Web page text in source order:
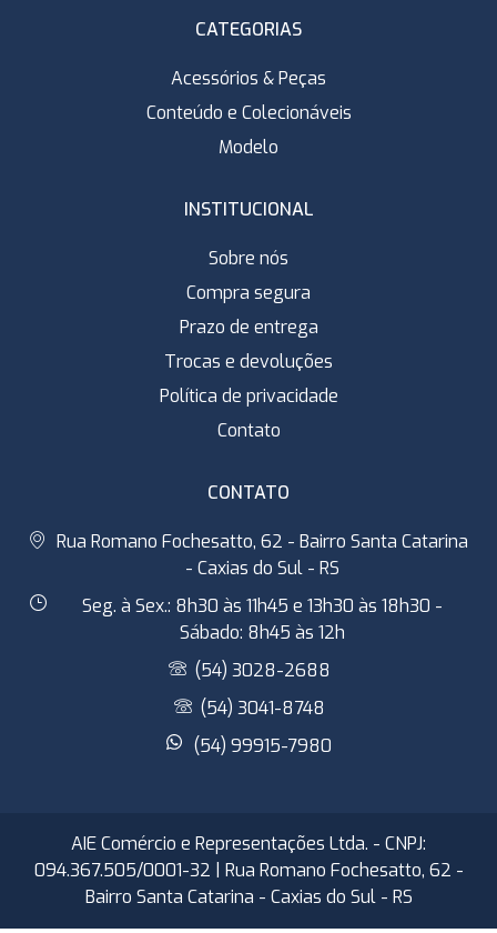
CATEGORIAS
Acessórios & Peças
Conteúdo e Colecionáveis
Modelo
INSTITUCIONAL
Sobre nós
Compra segura
Prazo de entrega
Trocas e devoluções
Política de privacidade
Contato
CONTATO
Rua Romano Fochesatto, 62 - Bairro Santa Catarina
- Caxias do Sul - RS
Seg. à Sex.: 8h30 às 11h45 e 13h30 às 18h30 -
Sábado: 8h45 às 12h
(54) 3028-2688
(54) 3041-8748
(54) 99915-7980
AIE Comércio e Representações Ltda. - CNPJ:
094.367.505/0001-32 | Rua Romano Fochesatto, 62 -
Bairro Santa Catarina - Caxias do Sul - RS